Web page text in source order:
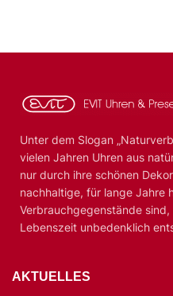
Unter dem Slogan
vielen Jahren Uhren aus
nur durch ihre schönen
nachhaltige, für lange Jahre
Verbrauchgegenstände
Lebenszeit unbedenklich
AKTUELLES